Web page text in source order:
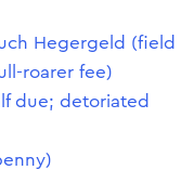
Hegergeld (field
roarer fee)
due; detoriated